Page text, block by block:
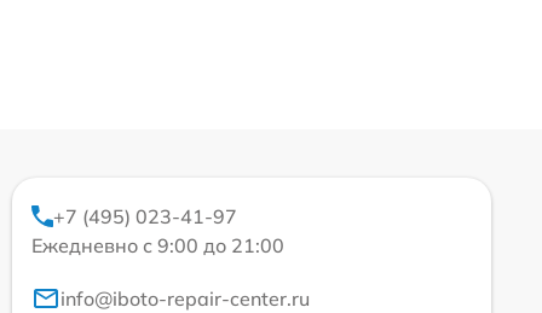
+7 (495) 023-41-97
Ежедневно с 9:00 до 21:00
info@iboto-repair-center.ru